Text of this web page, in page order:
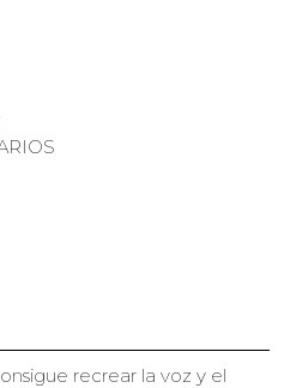
recrear la voz y el